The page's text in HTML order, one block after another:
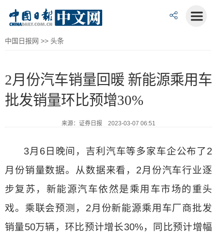
中国日报网 >> 头条
2月份汽车销量回暖 新能源乘用车
批发销量环比预增30%
来源：证券日报 2023-03-07 06:51
3月6日晚间，吉利汽车等多家车企公布了2
月份销量数据。从数据来看，2月份汽车行业逐
步复苏，新能源汽车依然是乘用车市场的重头
戏。乘联会预测，2月份新能源乘用车厂商批发
销量50万辆，环比预计增长30%，同比预计增幅